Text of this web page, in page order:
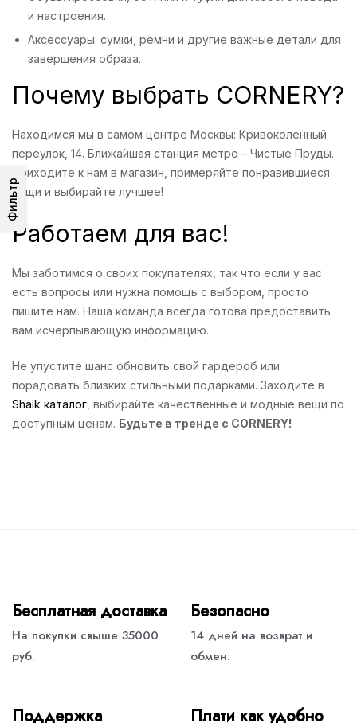
Фильтр
и настроения.
Аксессуары: сумки, ремни и другие важные детали для
завершения образа.
Почему выбрать CORNERY?
Находимся мы в самом центре Москвы: Кривоколенный
переулок, 14. Ближайшая станция метро – Чистые Пруды.
Приходите к нам в магазин, примеряйте понравившиеся
вещи и выбирайте лучшее!
Работаем для вас!
Мы заботимся о своих покупателях, так что если у вас
есть вопросы или нужна помощь с выбором, просто
пишите нам. Наша команда всегда готова предоставить
вам исчерпывающую информацию.
Не упустите шанс обновить свой гардероб или
порадовать близких стильными подарками. Заходите в
Shaik каталог , выбирайте качественные и модные вещи по
доступным ценам. Будьте в тренде с CORNERY!
Бесплатная доставка
На покупки свыше 35000
руб.
Безопасно
14 дней на возврат и
обмен.
Поддержка Плати как удобно